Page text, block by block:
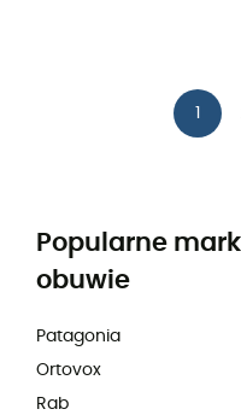
Popularne
obuwie
Patagonia
Ortovox
Rab